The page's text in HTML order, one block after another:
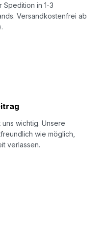
in 1-3
Versandkostenfrei ab
wichtig. Unsere
wie möglich,
verlassen.